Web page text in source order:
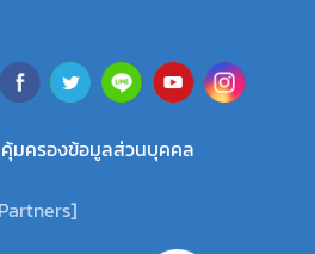
คุ้มครองข้อมูลส่วนบุคคล